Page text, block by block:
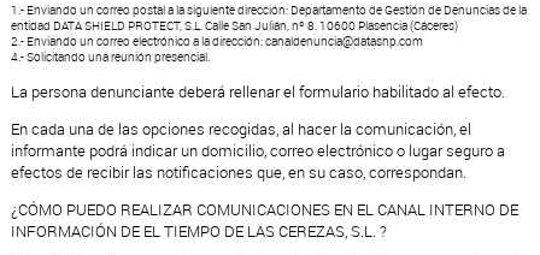
1.- Enviando un correo postal a la siguiente dirección: Departamento de Gestión de Denuncias de la
entidad DATA SHIELD PROTECT, S.L. Calle San Julián, nº 8. 10600 Plasencia (Cáceres)
2.- Enviando un correo electrónico a la dirección: canaldenuncia@datashp.com
4.- Solicitando una reunión presencial.
La persona denunciante deberá rellenar el formulario habilitado al efecto.
En cada una de las opciones recogidas, al hacer la comunicación, el
informante podrá indicar un domicilio, correo electrónico o lugar seguro a
efectos de recibir las notificaciones que, en su caso, correspondan.
¿CÓMO PUEDO REALIZAR COMUNICACIONES EN EL CANAL INTERNO DE
INFORMACIÓN DE EL TIEMPO DE LAS CEREZAS, S.L. ?